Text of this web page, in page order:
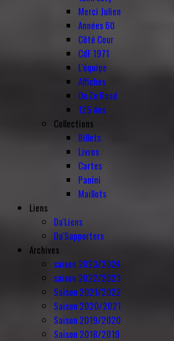
Merci Julien
Années 60
Côté Cour
CdF 1971
L'équipe
Affiches
On Ze Road
125 Ans
Collections
Billets
Livres
Cartes
Panini
Maillots
Liens
Da'Liens
Da'Supporters
Archives
saison 2023/2024
saison 2022/2023
Saison 2021/2022
Saison 2020/2021
Saison 2019/2020
Saison 2018/2019